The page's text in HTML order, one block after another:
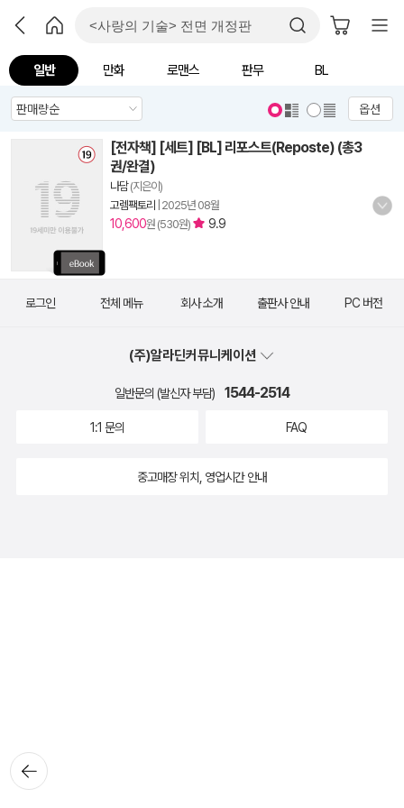
일반 만화 로맨스 판무 BL
옵션
[전자책] [세트] [BL] 리포스트(Reposte) (총3
권/완결)
나담(지은이)
고렘팩토리
2025년 08월
10,600원 (530원) 9.9
뒤로가
기
로그인 전체 메뉴 회사 소개 출판사 안내 PC 버전
(주)알라딘커뮤니케이션
일반문의 (발신자 부담) 1544-2514
1:1 문의 FAQ
중고매장 위치, 영업시간 안내